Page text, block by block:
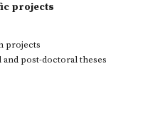
projects
projects
post-doctoral theses